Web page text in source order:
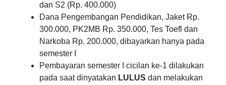
dan S2 (Rp. 400.000)
Dana Pengembangan Pendidikan, Jaket Rp.
300.000, PK2MB Rp. 350.000, Tes Toefl dan
Narkoba Rp. 200.000, dibayarkan hanya pada
semester I
Pembayaran semester I cicilan ke-1 dilakukan
pada saat dinyatakan LULUS dan melakukan